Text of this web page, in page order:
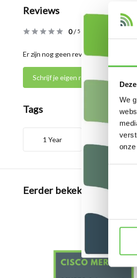
We
Reviews
0/5
Er zijn nog geen reviews geschreven
Schrijf je eigen review
Tags
1 Year 3964245
Eerder bekeken